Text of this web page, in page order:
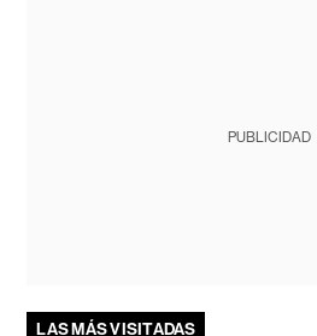
PUBLICIDAD
LAS MÁS VISITADAS